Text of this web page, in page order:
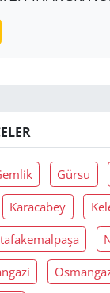
Gürsu
Karacabey